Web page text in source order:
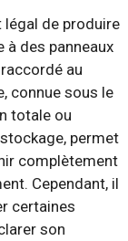
légal de produire
des panneaux
au
connue sous le
totale ou
permet
complètement
Cependant, il
certaines
son